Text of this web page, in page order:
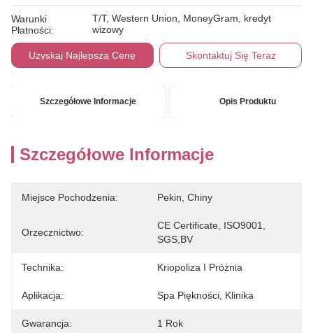
Warunki
Płatności:
T/T, Western Union, MoneyGram, kredyt
wizowy
Uzyskaj Najlepszą Cenę Skontaktuj Się Teraz
Szczegółowe Informacje Opis Produktu
Szczegółowe Informacje
Miejsce Pochodzenia: Pekin, Chiny
Orzecznictwo:
CE Certificate, ISO9001,
SGS,BV
Technika: Kriopoliza I Próżnia
Aplikacja: Spa Piękności, Klinika
Gwarancja: 1 Rok